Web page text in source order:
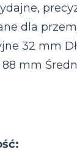
dla
32 mm
mm